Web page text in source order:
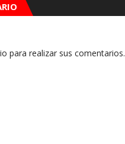
para realizar sus comentarios.